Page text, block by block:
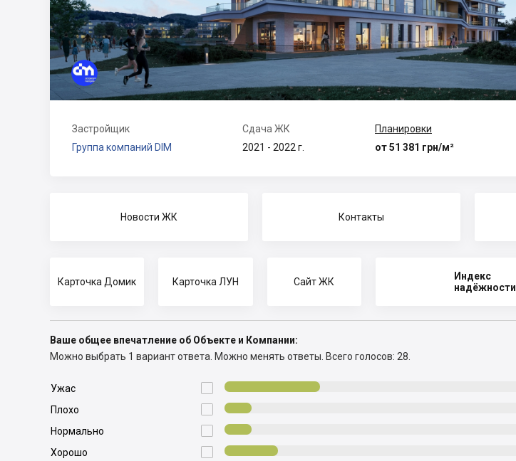
Застройщик
Группа компаний DIM
Сдача ЖК
2021 - 2022 г.
Планировки
от 51 381 грн/м²
Новости ЖК Контакты
Карточка Домик Карточка ЛУН Сайт ЖК
Индекс
надёжности
Ваше общее впечатление об Объекте и Компании:
Можно выбрать 1 вариант ответа. Можно менять ответы. Всего голосов: 28.

Ужас

Плохо

Нормально

Хорошо